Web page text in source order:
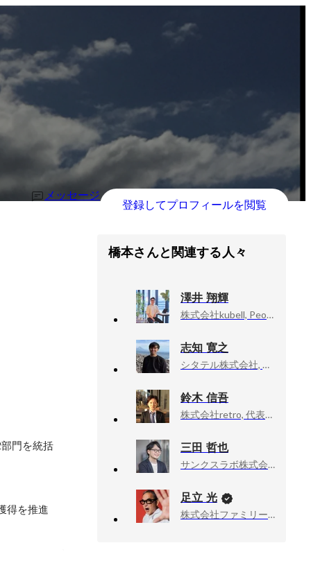
メッセージ
登録してプロフィールを閲覧
門を統括
得を推進
橋本さんと関連する人々
澤井 翔輝
株式会社kubell, People Div
志知 寛之
シタテル株式会社, 経営企画
鈴木 信吾
株式会社retro, 代表取締役
三田 哲也
サンクスラボ株式会社, 執行役員
足立 光
株式会社ファミリーマート, チーフ・マーケティング・オフィサー（CMO）